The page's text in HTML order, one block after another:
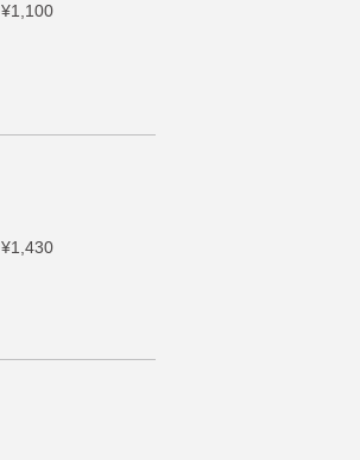
¥1,100
¥1,430